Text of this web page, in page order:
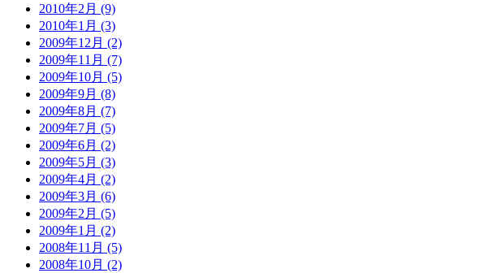
2010年2月 (9)
2010年1月 (3)
2009年12月 (2)
2009年11月 (7)
2009年10月 (5)
2009年9月 (8)
2009年8月 (7)
2009年7月 (5)
2009年6月 (2)
2009年5月 (3)
2009年4月 (2)
2009年3月 (6)
2009年2月 (5)
2009年1月 (2)
2008年11月 (5)
2008年10月 (2)